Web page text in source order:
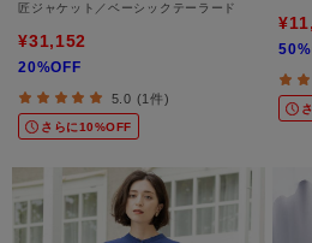
匠ジャケット／ベーシックテーラード
¥31,152
20%OFF
5.0 (1件)
さらに10%OFF